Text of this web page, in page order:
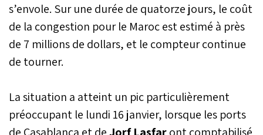
s’envole. Sur une durée de quatorze jours, le coût
de la congestion pour le Maroc est estimé à près
de 7 millions de dollars, et le compteur continue
de tourner.
La situation a atteint un pic particulièrement
préoccupant le lundi 16 janvier, lorsque les ports